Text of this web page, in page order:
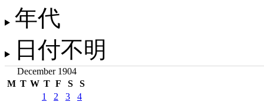
年代
日付不明
December 1904
M T W T F S S
1 2 3
4